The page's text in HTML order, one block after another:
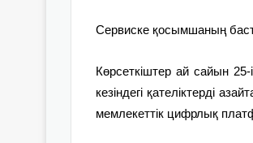
Сервиске қосымшаның
Көрсеткіштер ай сайын
кезіндегі қателіктерді
мемлекеттік цифрлық